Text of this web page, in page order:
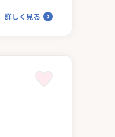
詳しく見る